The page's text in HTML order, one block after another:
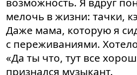
мелочь в жизни: тачки,
Даже мама, которую я
с переживаниями.
«Да ты что, тут все
признался музыкант.